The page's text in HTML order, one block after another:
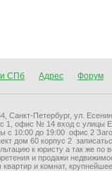
СПб Адрес Форум
Санкт-Петербург, ул.
1, офис № 14 вход с улицы
с 10:00 до 19:00 офис 2
дом 60 корпус 2
к юристу а так же по
и продажи
квартир и комнат,